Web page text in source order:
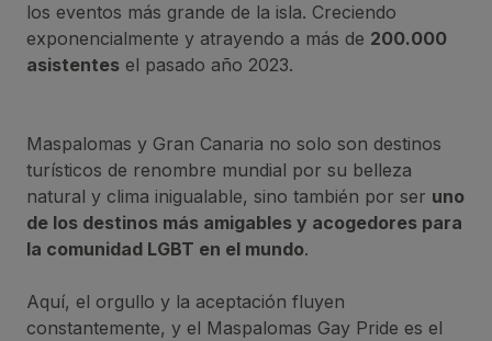
los eventos más grande de la isla. Creciendo
exponencialmente y atrayendo a más de 200.000
asistentes el pasado año 2023.
Maspalomas y Gran Canaria no solo son destinos
turísticos de renombre mundial por su belleza
natural y clima inigualable, sino también por ser uno
de los destinos más amigables y acogedores para
la comunidad LGBT en el mundo.
Aquí, el orgullo y la aceptación fluyen
constantemente, y el Maspalomas Gay Pride es el